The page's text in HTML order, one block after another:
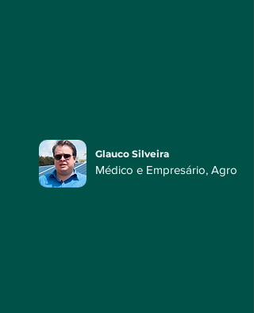
Glauco Silveira
Médico e Empresário, Agro